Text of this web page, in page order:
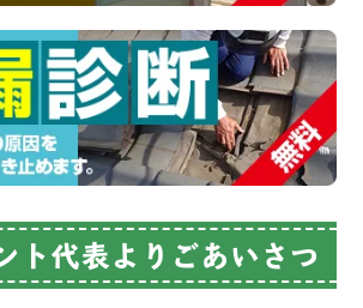
ト代表よりごあいさつ